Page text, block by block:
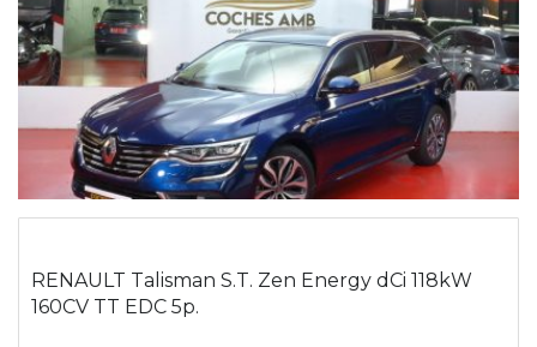
RENAULT Talisman S.T. Zen Energy dCi 118kW
160CV TT EDC 5p.